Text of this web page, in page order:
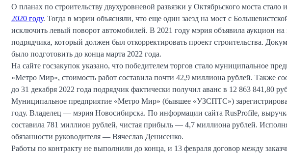
О планах по строительству двухуровневой развязки у Октябрьского моста стало
2020 году. Тогда в мэрии объясняли, что еще один заезд на мост с
исключить левый поворот автомобилей. В 2021 году мэрия объявила аукцион на
подрядчика, который должен был откорректировать проект строительства.
было подготовить до конца марта 2022 года.
На сайте госзакупок указано, что победителем торгов стало муниципальное
«Метро Мир», стоимость работ составила почти 42,9 миллиона рублей. Также
до 31 декабря 2022 года подрядчик фактически получил аванс в 12 863 841,80
Муниципальное предприятие «Метро Мир» (бывшее «УЗСПТС»)
году. Владелец — мэрия Новосибирска. По информации сайта RusProfile,
составила 781 миллион рублей, чистая прибыль — 4,7 миллиона рублей.
обязанности руководителя — Вячеслав Денисенко.
Работы по контракту не выполнили до конца, и 13 февраля договор между